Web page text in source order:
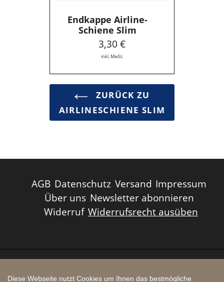
Endkappe Airline-
Schiene Slim
3,30 €
inkl. MwSt.
ZURÜCK ZU
AIRLINESCHIENE SLIM
AGB Datenschutz Versand Impressum
Über uns Newsletter abonnieren
Widerruf Widerrufsrecht ausüben
Zahlungsarten
Diese Webseite nutzt Cookies um Ihnen das bestmögliche